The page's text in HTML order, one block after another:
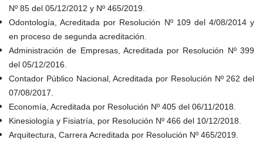
Nº 85 del 05/12/2012 y Nº 465/2019.
Odontología, Acreditada por Resolución Nº 109 del 4/08/2014 y
en proceso de segunda acreditación.
Administración de Empresas, Acreditada por Resolución Nº 399
del 05/12/2016.
Contador Público Nacional, Acreditada por Resolución Nº 262 del
07/08/2017.
Economía, Acreditada por Resolución Nº 405 del 06/11/2018.
Kinesiología y Fisiatría, por Resolución Nº 466 del 10/12/2018.
Arquitectura, Carrera Acreditada por Resolución Nº 465/2019.